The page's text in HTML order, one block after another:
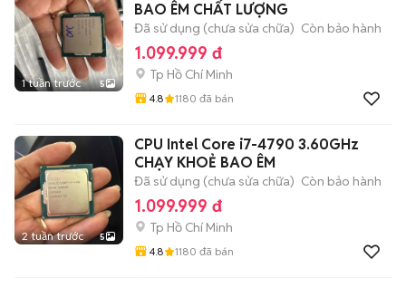
1 tuần trước 5
BAO ÊM CHẤT LƯỢNG
Đã sử dụng (chưa sửa chữa) Còn bảo hành
1.099.999 đ
Tp Hồ Chí Minh
4.8 1180 đã bán
2 tuần trước 5
CPU Intel Core i7-4790 3.60GHz
CHẠY KHOẺ BAO ÊM
Đã sử dụng (chưa sửa chữa) Còn bảo hành
1.099.999 đ
Tp Hồ Chí Minh
4.8 1180 đã bán